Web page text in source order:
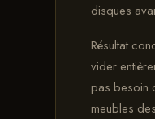
disques
Résultat
vider
pas besoin
meubles